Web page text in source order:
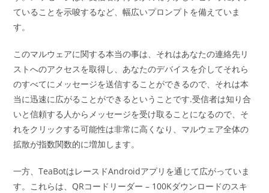
ていることを示唆するなど、幅広いプロンプトを備えていま
す。
このマルウェアに関する本当の事は、それはあなたの連絡先リ
ストへのアクセスを取得し、あなたのデバイスを介してそれら
のすべてにメッセージを送信することができるので、それは本
当に迅速に広がることができるということです.受信者は知り合
いと信頼する人からメッセージを受け取ることになるので、そ
れをクリックする可能性は非常に高くなり、マルウェア全体の
拡散が指数関数的に増加します。
一方、TeaBotはレースドAndroidアプリを通じて広がっていま
す。これらは、QRコードリーダー – 100Kダウンロードのスキ